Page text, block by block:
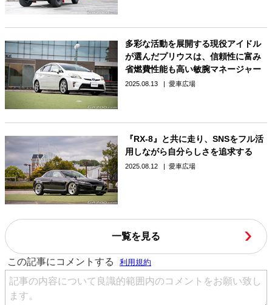
多彩な活動を展開する現役アイドル
が選んだプリウスは、信頼性に富み
省燃費性能も高い敏腕マネージャー
2025.08.13 愛車広場
『RX-8』と共に走り、SNSをフル活
用しながら自分らしさを追求する
2025.08.12 愛車広場
一覧を見る